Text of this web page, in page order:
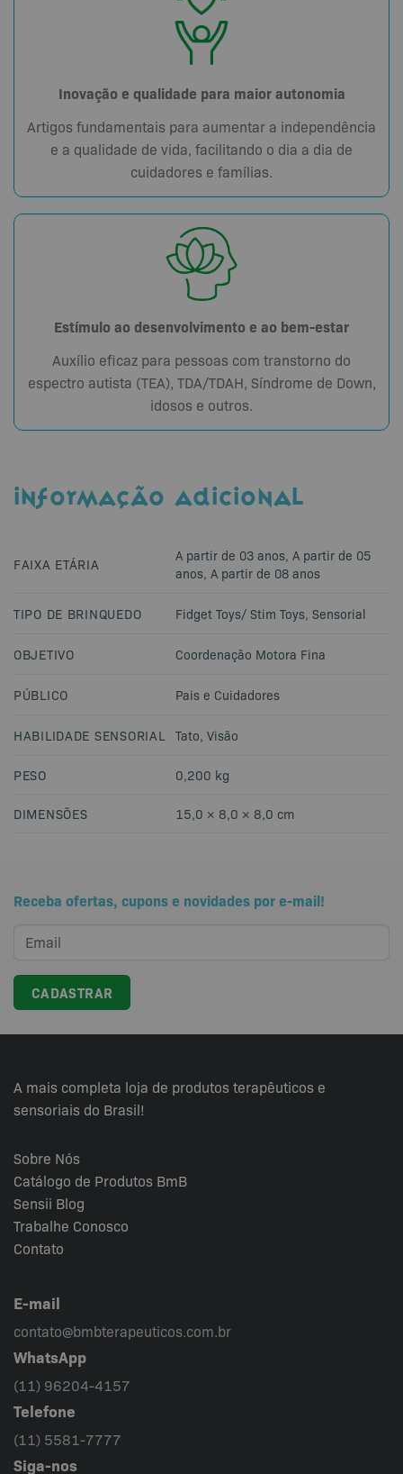
Inovação e qualidade para maior autonomia
Artigos fundamentais para aumentar a independência
e a qualidade de vida, facilitando o dia a dia de
cuidadores e famílias.
Estímulo ao desenvolvimento e ao bem-estar
Auxílio eficaz para pessoas com transtorno do
espectro autista (TEA), TDA/TDAH, Síndrome de Down,
idosos e outros.
INFORMAÇÃO ADICIONAL
FAIXA ETÁRIA A partir de 03 anos, A partir de 05
anos, A partir de 08 anos
TIPO DE BRINQUEDO Fidget Toys/ Stim Toys, Sensorial
OBJETIVO Coordenação Motora Fina
PÚBLICO Pais e Cuidadores
HABILIDADE SENSORIAL Tato, Visão
PESO 0,200 kg
DIMENSÕES 15,0 × 8,0 × 8,0 cm
Receba ofertas, cupons e novidades por e-mail!
A mais completa loja de produtos terapêuticos e
sensoriais do Brasil!
Sobre Nós
Catálogo de Produtos BmB
Sensii Blog
Trabalhe Conosco
Contato
E-mail
contato@bmbterapeuticos.com.br
WhatsApp
(11) 96204-4157
Telefone
(11) 5581-7777
Siga-nos